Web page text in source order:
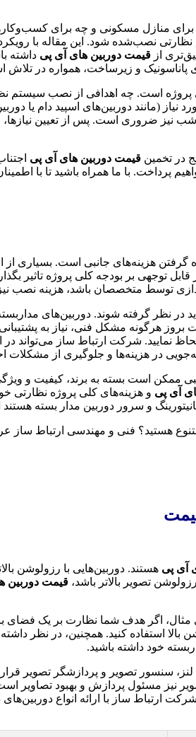
منازل مسکونی و چه برای
نصب‌شده شود. این مقاله با
از قیمت دوربین های آی پی داشته
و زیرساخت، همواره در تلاش
پروژه است. چه اهدافی از نصب سیستم
نیاز (مانند دوربین‌های اسپید دام
نیز ضروری است. پس از تعیین
در تخمین قیمت دوربین های آی پی
پرداخت. با ما همراه باشید تا با
گرفتن هزینه‌های جانبی است. بسیاری از
توسط متخصصان باشد، هزینه نصب
در نظر گرفته شوند. دوربین‌های
بروز هرگونه مشکل فنی، نیاز به
نمایید. شرکت ارتباط ساز می‌تواند
در هزینه‌ها و جلوگیری از مشکلات
ممکن است بسته به برند، کیفیت و
آی پی و هزینه‌های کلی پروژه نظارتی
و سرور دوربین مدار بسته هستند
متنوع هستید؟ فنی و مهندسی ارتباط
آی پی هستند. دوربین‌هایی با رزولوشن
تصویر بالاتر باشد، قیمت دوربین
اگر هدف شما نظارت بر یک فضای
استفاده کنید. همچنین، در نظر
سنسور تصویر و پردازشگر تصویر
نیز مسئول پردازش و بهبود تصاویر است.
ارتباط ساز با ارائه انواع